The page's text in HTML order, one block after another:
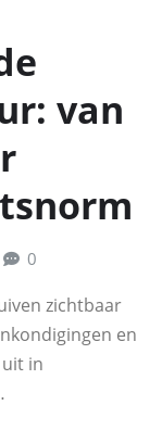
van
0
zichtbaar
en
in